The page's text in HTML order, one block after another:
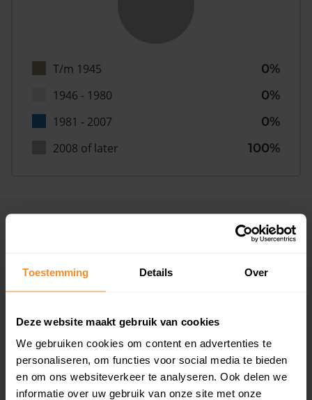
Toestemming Details Over
Deze website maakt gebruik van cookies
We gebruiken cookies om content en advertenties te
personaliseren, om functies voor social media te bieden
en om ons websiteverkeer te analyseren. Ook delen we
informatie over uw gebruik van onze site met onze
T/m 1945
0%
1946 - 1980
0%
1981 - 2007
0%
2008 of later
100%
Type huishoudens